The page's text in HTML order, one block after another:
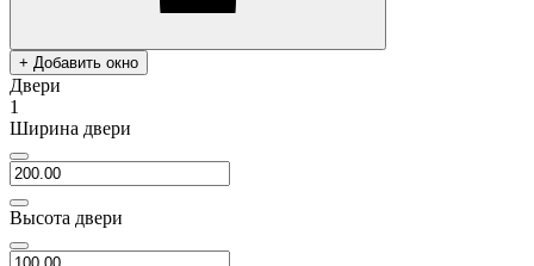
+ Добавить окно
Двери
1
Ширина двери
Высота двери